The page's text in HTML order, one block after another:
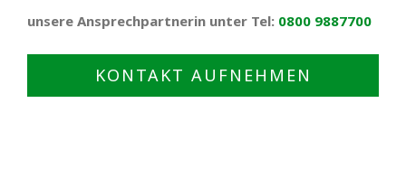
unsere Ansprechpartnerin unter Tel: 0800 9887700
KONTAKT AUFNEHMEN